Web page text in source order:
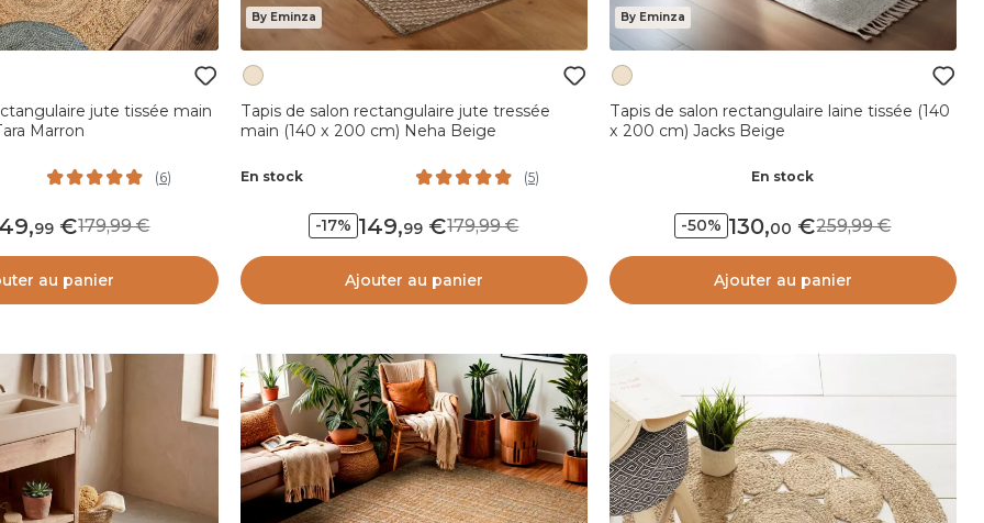
jute tissée main
Marron
(6)
,99 179,99
au panier
By Eminza
Tapis de salon rectangulaire jute tressée
main (140 x 200 cm) Neha Beige
En stock (5)
-17% 149,99 179,99
Ajouter au panier
By Eminza
Tapis de salon rectangulaire laine tissée (140
x 200 cm) Jacks Beige
En stock
-50% 130,00 259,99
Ajouter au panier